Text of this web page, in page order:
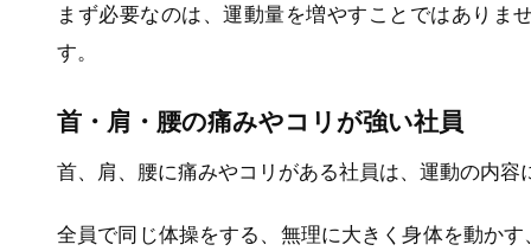
まず必要なのは、運動量を増やすことではありま
す。
首・肩・腰の痛みやコリが強い社員
首、肩、腰に痛みやコリがある社員は、運動の内
全員で同じ体操をする、無理に大きく身体を動か